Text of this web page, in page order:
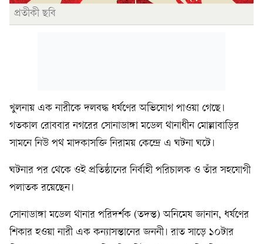
প্রতীকী ছবি
খুলনায় এক নারীকে দলবদ্ধ ধর্ষণের অভিযোগ পাওয়া গেছে।
গতকাল রোববার নগরের সোনাডাঙ্গা মডেল থানাধীন মোল্লাবাড়ির
সামনে নিউ পথ মাদকাসক্তি নিরাময় কেন্দ্রে এ ঘটনা ঘটে।
ঘটনার পর থেকে ওই প্রতিষ্ঠানের নির্বাহী পরিচালক ও তাঁর সহযোগী
পলাতক রয়েছেন।
সোনাডাঙ্গা মডেল থানার পরিদর্শক (তদন্ত) অনিমেষ জানান, ধর্ষণের
শিকার হওয়া নারী এক কন্যাসন্তানের জননী। রাত সাড়ে ১০টার